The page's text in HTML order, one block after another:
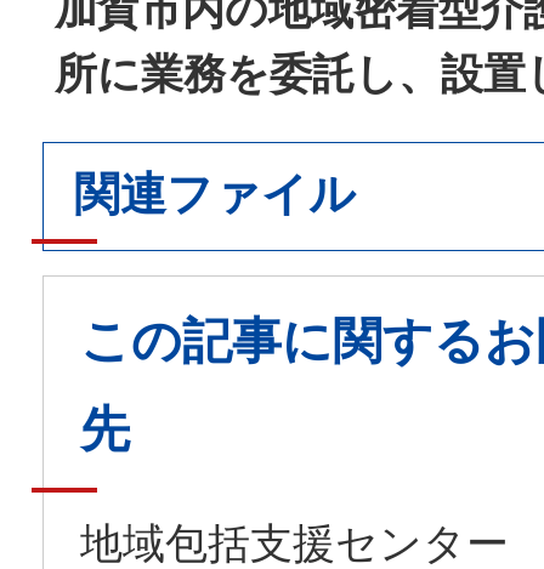
所に業務を委託し、設
関連ファイル
この記事に関する
先
地域包括支援センター